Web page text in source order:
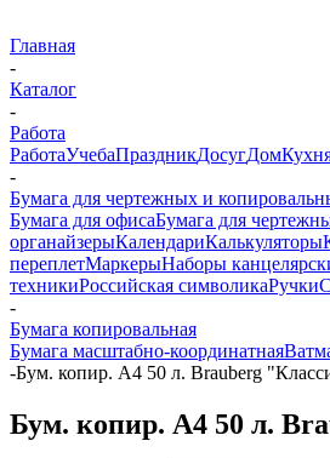
Главная
-
Каталог
-
Работа
РаботаУчебаПраздникДосугДом
-
Бумага для чертежных и
Бумага для офисаБумага для
органайзерыКалендариКалькуляторы
переплетМаркерыНаборы
техникиРоссийская символикаРучки
-
Бумага копировальная
Бумага масштабно-координатная
-Бум. копир. А4 50 л. Brauberg
Бум. копир. А4 50 л.